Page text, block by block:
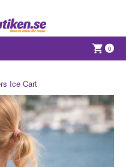
0
Ice Cart